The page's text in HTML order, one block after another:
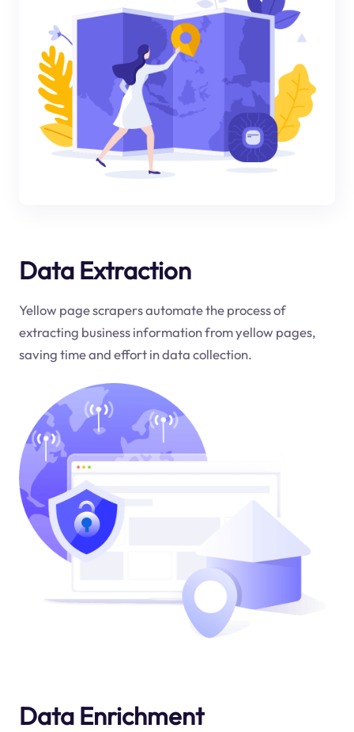
Data Extraction
Yellow page scrapers automate the process of
extracting business information from yellow pages,
saving time and effort in data collection.
Data Enrichment